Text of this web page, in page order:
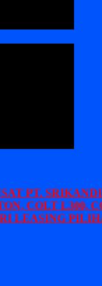
PT.
COLT L300,
LEASING